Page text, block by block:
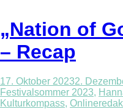
„Nation of
– Recap
17. Oktober 20232.
Festivalsommer 2023,
Kulturkompass,